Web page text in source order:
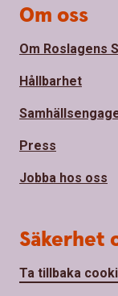
Om oss
Om Roslagens
Hållbarhet
Press
Jobba hos oss
Säkerhet
Ta tillbaka